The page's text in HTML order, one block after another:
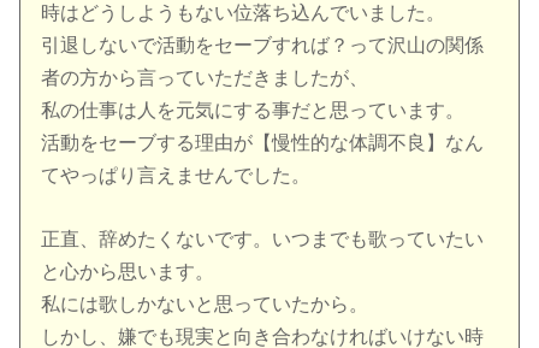
時はどうしようもない位落ち込んでいました。
引退しないで活動をセーブすれば？って沢山の関係
者の方から言っていただきましたが、
私の仕事は人を元気にする事だと思っています。
活動をセーブする理由が【慢性的な体調不良】なん
てやっぱり言えませんでした。
正直、辞めたくないです。いつまでも歌っていたい
と心から思います。
私には歌しかないと思っていたから。
しかし、嫌でも現実と向き合わなければいけない時